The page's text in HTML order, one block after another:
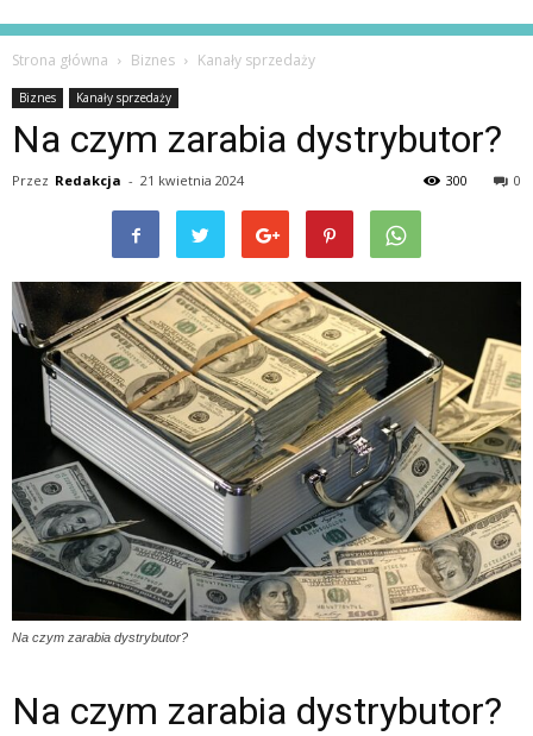
Strona główna Biznes Kanały sprzedaży
Biznes Kanały sprzedaży
Na czym zarabia dystrybutor?
Przez Redakcja - 21 kwietnia 2024 0
300
Na czym zarabia dystrybutor?
Na czym zarabia dystrybutor?